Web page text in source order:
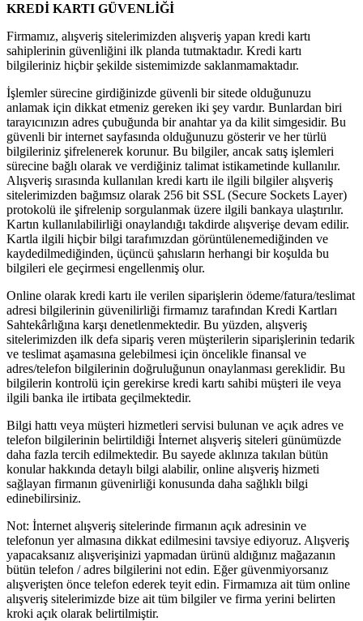
KREDİ KARTI GÜVENLİĞİ
Firmamız, alışveriş sitelerimizden alışveriş yapan kredi kartı
sahiplerinin güvenliğini ilk planda tutmaktadır. Kredi kartı
bilgileriniz hiçbir şekilde sistemimizde saklanmamaktadır.
İşlemler sürecine girdiğinizde güvenli bir sitede olduğunuzu
anlamak için dikkat etmeniz gereken iki şey vardır. Bunlardan biri
tarayıcınızın adres çubuğunda bir anahtar ya da kilit simgesidir. Bu
güvenli bir internet sayfasında olduğunuzu gösterir ve her türlü
bilgileriniz şifrelenerek korunur. Bu bilgiler, ancak satış işlemleri
sürecine bağlı olarak ve verdiğiniz talimat istikametinde kullanılır.
Alışveriş sırasında kullanılan kredi kartı ile ilgili bilgiler alışveriş
sitelerimizden bağımsız olarak 256 bit SSL (Secure Sockets Layer)
protokolü ile şifrelenip sorgulanmak üzere ilgili bankaya ulaştırılır.
Kartın kullanılabilirliği onaylandığı takdirde alışverişe devam edilir.
Kartla ilgili hiçbir bilgi tarafımızdan görüntülenemediğinden ve
kaydedilmediğinden, üçüncü şahısların herhangi bir koşulda bu
bilgileri ele geçirmesi engellenmiş olur.
Online olarak kredi kartı ile verilen siparişlerin ödeme/fatura/teslimat
adresi bilgilerinin güvenilirliği firmamız tarafından Kredi Kartları
Sahtekârlığına karşı denetlenmektedir. Bu yüzden, alışveriş
sitelerimizden ilk defa sipariş veren müşterilerin siparişlerinin tedarik
ve teslimat aşamasına gelebilmesi için öncelikle finansal ve
adres/telefon bilgilerinin doğruluğunun onaylanması gereklidir. Bu
bilgilerin kontrolü için gerekirse kredi kartı sahibi müşteri ile veya
ilgili banka ile irtibata geçilmektedir.
Bilgi hattı veya müşteri hizmetleri servisi bulunan ve açık adres ve
telefon bilgilerinin belirtildiği İnternet alışveriş siteleri günümüzde
daha fazla tercih edilmektedir. Bu sayede aklınıza takılan bütün
konular hakkında detaylı bilgi alabilir, online alışveriş hizmeti
sağlayan firmanın güvenirliği konusunda daha sağlıklı bilgi
edinebilirsiniz.
Not: İnternet alışveriş sitelerinde firmanın açık adresinin ve
telefonun yer almasına dikkat edilmesini tavsiye ediyoruz. Alışveriş
yapacaksanız alışverişinizi yapmadan ürünü aldığınız mağazanın
bütün telefon / adres bilgilerini not edin. Eğer güvenmiyorsanız
alışverişten önce telefon ederek teyit edin. Firmamıza ait tüm online
alışveriş sitelerimizde bize ait tüm bilgiler ve firma yerini belirten
kroki açık olarak belirtilmiştir.